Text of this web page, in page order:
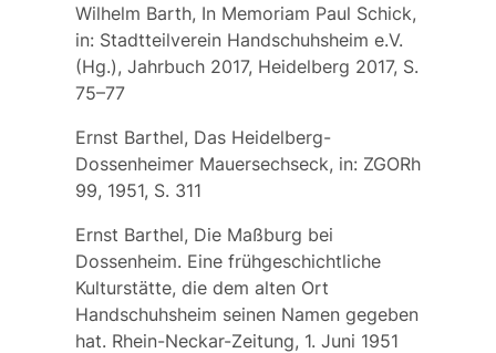
Wilhelm Barth, In Memoriam Paul Schick,
in: Stadtteilverein Handschuhsheim e.V.
(Hg.), Jahrbuch 2017, Heidelberg 2017, S.
75–77
Ernst Barthel, Das Heidelberg-
Dossenheimer Mauersechseck, in: ZGORh
99, 1951, S. 311
Ernst Barthel, Die Maßburg bei
Dossenheim. Eine frühgeschichtliche
Kulturstätte, die dem alten Ort
Handschuhsheim seinen Namen gegeben
hat. Rhein-Neckar-Zeitung, 1. Juni 1951